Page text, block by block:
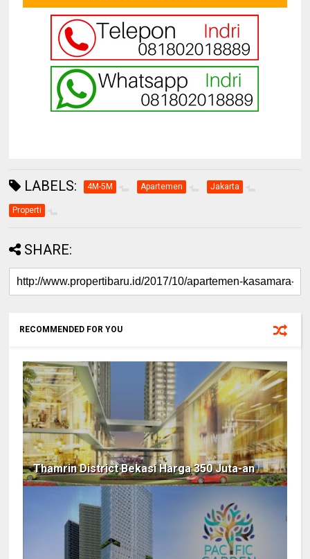
LABELS: 4M-5M Apartemen Jakarta
Properti
SHARE:
RECOMMENDED FOR YOU
Thamrin District Bekasi Harga 350 Juta-an